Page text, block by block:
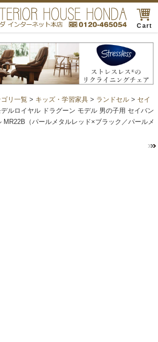
Cart
リ一覧 > キッズ・学習家具 > ランドセル > セイ
ルロイヤル ドラグーン モデル 男の子用 セイバン
MR22B（パールメタルレッド×ブラック／パールメ